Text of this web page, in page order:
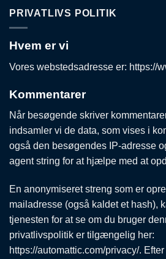
PRIVATLIVS POLITIK
Hvem er vi
Vores webstedsadresse er: https://
Kommentarer
Når besøgende skriver
indsamler vi de data, som vises i
også den besøgendes IP-adresse
agent string for at hjælpe med at
En anonymiseret streng som er
mailadresse (også kaldet et hash),
tjenesten for at se om du bruger
privatlivspolitik er tilgængelig her:
https://automattic.com/privacy/.